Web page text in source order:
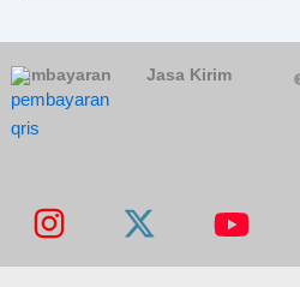
Pembayaran Jasa Kirim